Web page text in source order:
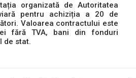
organizată de Autoritatea
pentru achiziția a 20 de
Valoarea contractului este
fără TVA, bani din fonduri
de stat.